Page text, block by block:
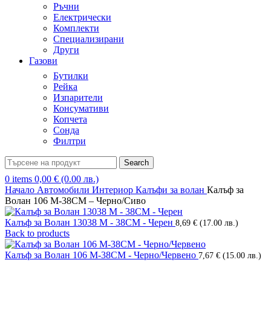
Ръчни
Електрически
Комплекти
Специализирани
Други
Газови
Бутилки
Рейка
Изпарители
Консумативи
Копчета
Сонда
Филтри
Search
0 items 0,00 € (0.00 лв.)
Начало Автомобили Интериор Калъфи за волан Калъф за
Волан 106 М-38СМ – Черно/Сиво
Калъф за Волан 13038 М - 38СМ - Черен 8,69 € (17.00 лв.)
Back to products
Калъф за Волан 106 М-38СМ - Черно/Червено 7,67 € (15.00 лв.)